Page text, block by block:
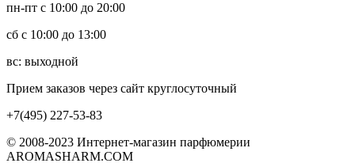
пн-пт с 10:00 до 20:00
сб с 10:00 до 13:00
вс: выходной
Прием заказов через сайт круглосуточный
+7(495) 227-53-83
© 2008-2023 Интернет-магазин парфюмерии
AROMASHARM.COM